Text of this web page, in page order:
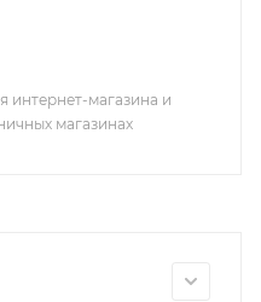
интернет-магазина и
магазинах